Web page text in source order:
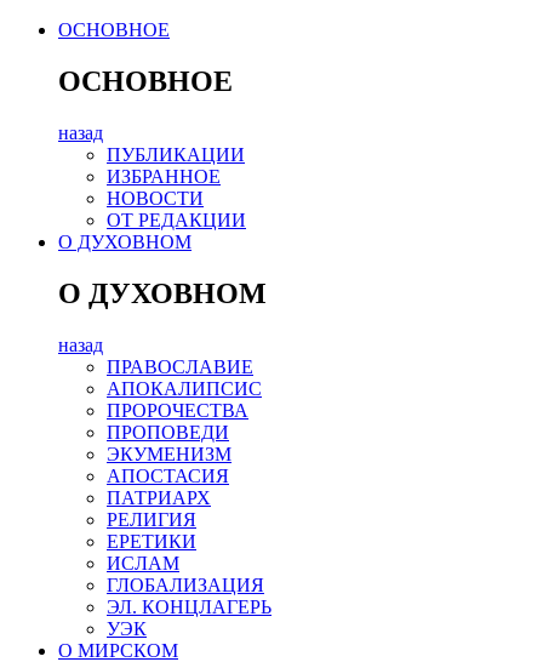
ОСНОВНОЕ
ОСНОВНОЕ
назад
ПУБЛИКАЦИИ
ИЗБРАННОЕ
НОВОСТИ
ОТ РЕДАКЦИИ
О ДУХОВНОМ
О ДУХОВНОМ
назад
ПРАВОСЛАВИЕ
АПОКАЛИПСИС
ПРОРОЧЕСТВА
ПРОПОВЕДИ
ЭКУМЕНИЗМ
АПОСТАСИЯ
ПАТРИАРХ
РЕЛИГИЯ
ЕРЕТИКИ
ИСЛАМ
ГЛОБАЛИЗАЦИЯ
ЭЛ. КОНЦЛАГЕРЬ
УЭК
О МИРСКОМ